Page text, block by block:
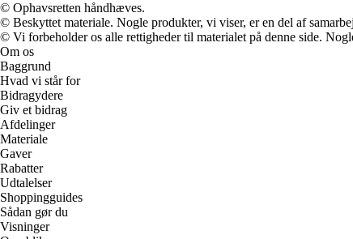
© Ophavsretten håndhæves.
© Beskyttet materiale. Nogle produkter, vi viser, er en del af
© Vi forbeholder os alle rettigheder til materialet på denne side.
Om os
Baggrund
Hvad vi står for
Bidragydere
Giv et bidrag
Afdelinger
Materiale
Gaver
Rabatter
Udtalelser
Shoppingguides
Sådan gør du
Visninger